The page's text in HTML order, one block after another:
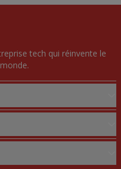
tech qui réinvente le